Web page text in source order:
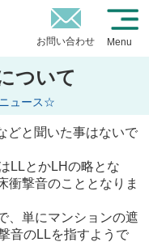
お問い合わせ Menu
ついて
ュース☆
どと聞いた事はないで
LLとかLHの略とな
衝撃音のこととなりま
、単にマンションの遮
音のLLを指すようで